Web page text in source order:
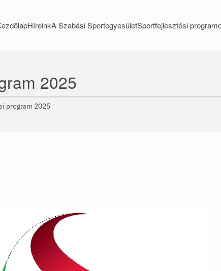
HíreinkA Szabási SportegyesületSportfejlesztési
2025
program 2025